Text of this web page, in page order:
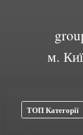
м.
ТОП Категорії